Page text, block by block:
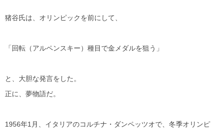
猪谷氏は、オリンピックを前にして、
「回転（アルペンスキー）種目で金メダルを狙う」
と、大胆な発言をした。
正に、夢物語だ。
1956年1月、イタリアのコルチナ・ダンペッツオで、冬季オリンピ